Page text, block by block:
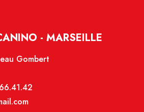
- MARSEILLE
Gombert